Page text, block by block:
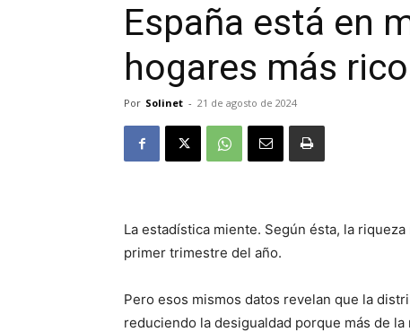
España está en
hogares más
Por Solinet - 21 de agosto de 2024
La estadística miente. Según ésta, la
primer trimestre del año.
Pero esos mismos datos revelan que la
reduciendo la desigualdad porque más de